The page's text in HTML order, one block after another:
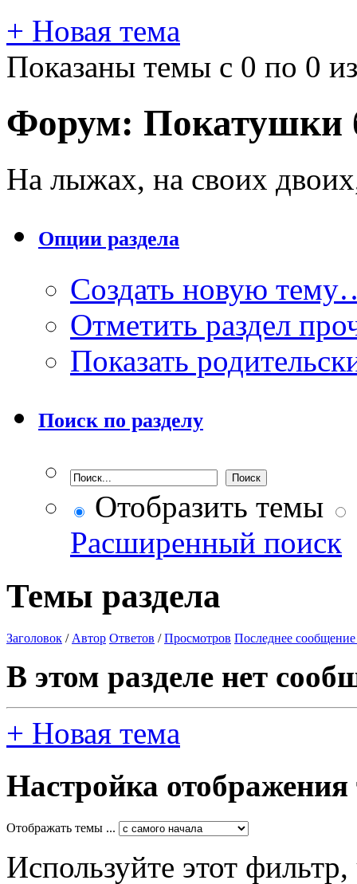
+ Новая тема
Показаны темы с 0 по 0
Форум: Покатушки
На лыжах, на своих
Опции раздела
Создать новую
Отметить раздел
Показать
Поиск по разделу
Отобразить темы
Расширенный поиск
Темы раздела
Заголовок / Автор Ответов /Просмотров Последнее сообщение
В этом разделе нет
+ Новая тема
Настройка отображения
Отображать темы ...
Используйте этот